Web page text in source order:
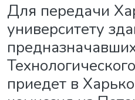
Для передачи
университету
приедет в